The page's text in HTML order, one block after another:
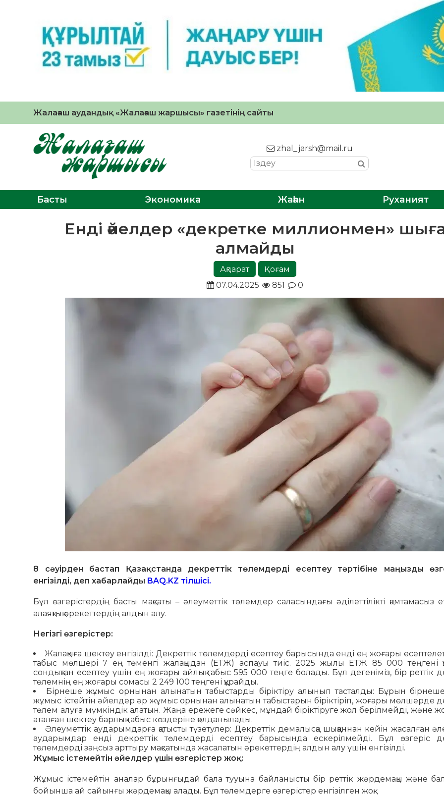
Жалағаш аудандық «Жалағаш жаршысы» газетінің сайты
zhal_jarsh@mail.ru
Басты Экономика Жаһан Руханият
Енді әйелдер «декретке миллионмен»
алмайды
Ақпарат
Қоғам
07.04.2025
851 0
8 сәуірден бастап Қазақстанда декреттік төлемдерді есептеу тәртібіне маңызды
енгізілді, деп хабарлайды BAQ.KZ тілшісі.
Бұл өзгерістердің басты мақсаты – әлеуметтік төлемдер саласындағы әділеттілікті қамтамасыз
алаяқтық әрекеттердің алдын алу.
Негізгі өзгерістер:
Жалақыға шектеу енгізілді: Декреттік төлемдерді есептеу барысында енді ең жоғары
табыс мөлшері 7 ең төменгі жалақыдан (ЕТЖ) аспауы тиіс. 2025 жылы ЕТЖ 85 000 теңгені
сондықтан есептеу үшін ең жоғары айлық табыс 595 000 теңге болады. Бұл дегеніміз, бір реттік
төлемнің ең жоғары сомасы 2 249 100 теңгені құрайды.
Бірнеше жұмыс орнынан алынатын табыстарды біріктіру алынып тасталды: Бұрын
жұмыс істейтін әйелдер әр жұмыс орнынан алынатын табыстарын біріктіріп, жоғары мөлшерде
төлем алуға мүмкіндік алатын. Жаңа ережеге сәйкес, мұндай біріктіруге жол берілмейді, және
аталған шектеу барлық табыс көздеріне қолданылады.
Әлеуметтік аударымдарға қатысты түзетулер: Декреттік демалысқа шыққаннан кейін жасалған
аударымдар енді декреттік төлемдерді есептеу барысында ескерілмейді. Бұл өзгеріс
төлемдерді заңсыз арттыру мақсатында жасалатын әрекеттердің алдын алу үшін енгізілді.
Жұмыс істемейтін әйелдер үшін өзгерістер жоқ:
Жұмыс істемейтін аналар бұрынғыдай бала тууына байланысты бір реттік жәрдемақы және
бойынша ай сайынғы жәрдемақы алады. Бұл төлемдерге өзгерістер енгізілген жоқ.